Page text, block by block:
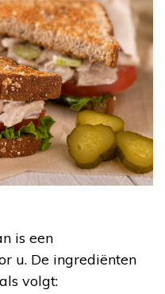
is een
u. De ingrediënten
volgt: